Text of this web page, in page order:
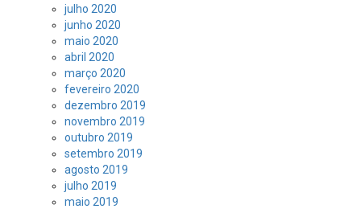
julho 2020
junho 2020
maio 2020
abril 2020
março 2020
fevereiro 2020
dezembro 2019
novembro 2019
outubro 2019
setembro 2019
agosto 2019
julho 2019
maio 2019